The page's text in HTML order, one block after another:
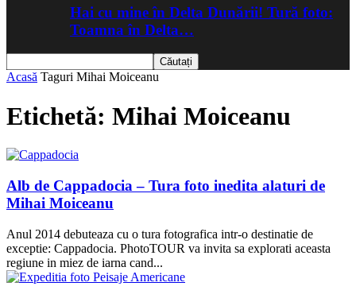
Hai cu mine în Delta Dunării! Tură foto:
Toamna în Delta…
Acasă Taguri Mihai Moiceanu
Etichetă: Mihai Moiceanu
Alb de Cappadocia – Tura foto inedita alaturi de
Mihai Moiceanu
Anul 2014 debuteaza cu o tura fotografica intr-o destinatie de
exceptie: Cappadocia. PhotoTOUR va invita sa explorati aceasta
regiune in miez de iarna cand...